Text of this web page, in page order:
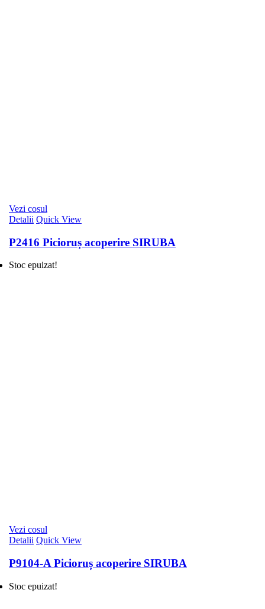
Vezi cosul
Detalii Quick View
P2416 Picioruș acoperire SIRUBA
Stoc epuizat!
Vezi cosul
Detalii Quick View
P9104-A Picioruș acoperire SIRUBA
Stoc epuizat!